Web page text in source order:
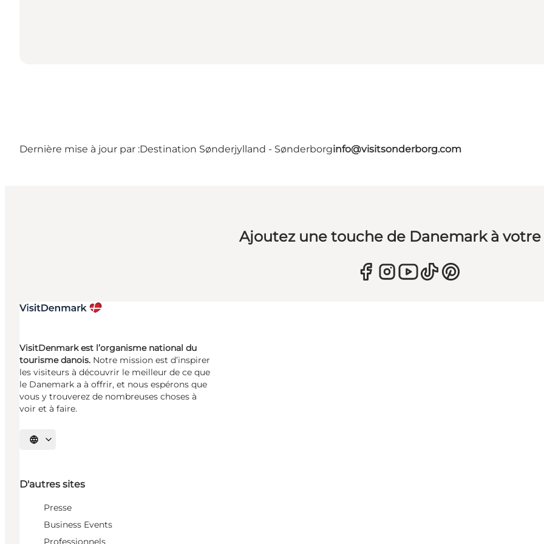
Dernière mise à jour par :Destination Sønderjylland - Sønderborginfo@visitsonderborg.com
Ajoutez une touche de Danemark à
VisitDenmark est l’organisme national du
tourisme danois. Notre mission est d’inspirer
les visiteurs à découvrir le meilleur de ce que
le Danemark a à offrir, et nous espérons que
vous y trouverez de nombreuses choses à
voir et à faire.
Choisissez la langue
D'autres sites
Presse
Business Events